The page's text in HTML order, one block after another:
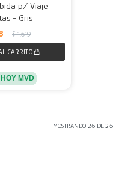
p/ Viaje
- Gris
$ 1.619
MVD
MOSTRANDO26 DE26